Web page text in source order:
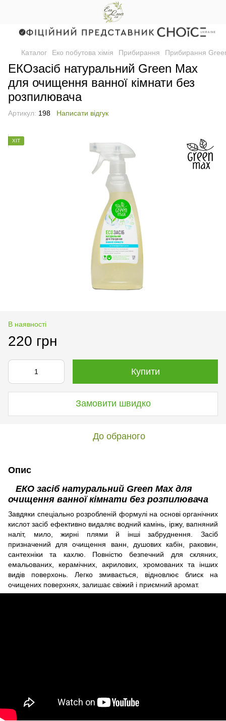
Каталог Еко побутова хімія Прибирання Прибирання
EКОзасіб натуральний Green Max
для очищення ванної кімнати без
розпилювача
Артикул: 198 Написати відгук
ХІТ
В наявності
220 грн
Купити
Замовити швидко
До обраного
Опис
EКО засіб натуральний Green Max для
очищення ванної кімнати без розпилювача
Завдяки спеціально розробленій формулі на основі органічних
кислот засіб ефективно видаляє водний камінь, іржу, вапняний
наліт, мило, жирні плями й інші забруднення. Засіб
призначений для очищення ванн, душових кабін, раковин,
сантехніки та кахлю. Повністю безпечний для скляних,
емальованих, керамічних, акрилових, хромованих та інших
видів поверхонь. Легко змивається, відновлює блиск на
очищених поверхнях, залишає свіжий і приємний аромат.